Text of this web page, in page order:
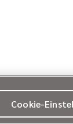
Cookie-